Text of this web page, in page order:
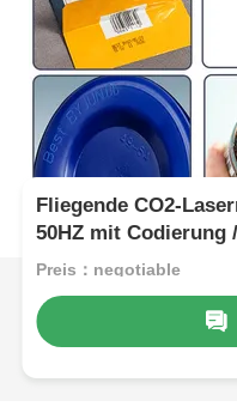
Fliegende CO2-
50HZ mit Codierung
Preis：negotiable